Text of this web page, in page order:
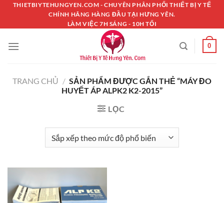
Chuyển
nội
dung
THIETBIYTEHUNGYEN.COM - CHUYÊN PHÂN PHỐI THIẾT BỊ Y TẾ
CHÍNH HÃNG HÀNG ĐẦU TẠI HƯNG YÊN.
LÀM VIỆC 7H SÁNG - 10H TỐI
0
TRANG CHỦ / SẢN PHẨM ĐƯỢC GẮN THẺ “MÁY ĐO
HUYẾT ÁP ALPK2 K2-2015”
LỌC